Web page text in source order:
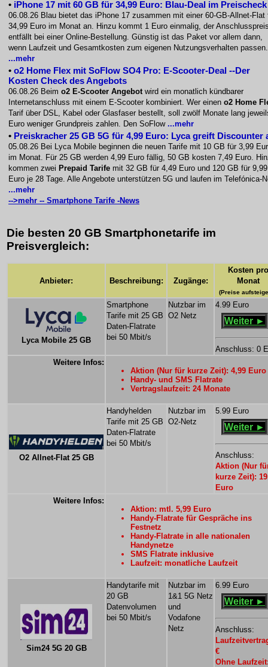
• iPhone 17 mit 60 GB für 34,99 Euro: Blau-Deal im Preischeck
06.08.26 Blau bietet das iPhone 17 zusammen mit einer 60-GB-Allnet-Flat
34,99 Euro im Monat an. Hinzu kommt 1 Euro einmalig, der
entfällt bei einer Online-Bestellung. Günstig ist das Paket vor allem dann,
wenn Laufzeit und Gesamtkosten zum eigenen Nutzungsverhalten passen.
...mehr
• o2 Home Flex mit SoFlow SO4 Pro: E-Scooter-Deal --Der
Kosten Check des Angebots
06.08.26 Beim o2 E-Scooter Angebotwird ein monatlich kündbarer
Internetanschluss mit einem E-Scooter kombiniert. Wer einen o2 Home
Tarif über DSL, Kabel oder Glasfaser bestellt, soll zwölf Monate lang
Euro weniger Grundpreis zahlen. Den SoFlow ...mehr
• Preiskracher 25 GB 5G für 4,99 Euro: Lyca greift Discounter
05.08.26 Bei Lyca Mobile beginnen die neuen Tarife mit 10 GB für 3,99
im Monat. Für 25 GB werden 4,99 Euro fällig, 50 GB kosten 7,49 Euro.
kommen zwei Prepaid Tarife mit 32 GB für 4,49 Euro und 120 GB für 9,99
Euro je 28 Tage. Alle Angebote unterstützen 5G und laufen im Telefónica-
...mehr
-->mehr -- Smartphone Tarife -News
Die besten 20 GB Smartphonetarife im
Preisvergleich:
Anbieter: Beschreibung: Zugänge:
Kosten pro
Monat
(Preise
Lyca Mobile 25 GB
Smartphone
Tarife mit 25 GB
Daten-Flatrate
bei 50 Mbit/s
Nutzbar im
O2 Netz
4.99 Euro
Weiter ►
Anschluss: 0
Weitere Infos:
Aktion (Nur für kurze Zeit): 4,99 Euro
Handy- und SMS Flatrate
Vertragslaufzeit: 24 Monate
O2 Allnet-Flat 25 GB
Handyhelden
Tarife mit 25 GB
Daten-Flatrate
bei 50 Mbit/s
Nutzbar im
O2-Netz
5.99 Euro
Weiter ►
Anschluss:
Aktion (Nur
kurze Zeit):
Euro
Weitere Infos:
Aktion: mtl. 5,99 Euro
Handy-Flatrate für Gespräche ins
Festnetz
Handy-Flatrate in alle nationalen
Handynetze
SMS Flatrate inklusive
Laufzeit: monatliche Laufzeit
Sim24 5G 20 GB
Handytarife mit
20 GB
Datenvolumen
bei 50 Mbit/s
Nutzbar im
1&1 5G Netz
und
Vodafone
Netz
6.99 Euro
Weiter ►
Anschluss:
€
Ohne